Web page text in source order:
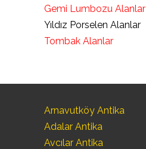
Gemi Lumbozu Alanlar
Yıldız Porselen Alanlar
Tombak Alanlar
Arnavutköy Antika
Adalar Antika
Avcılar Antika